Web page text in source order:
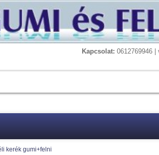
Kapcsolat: 0612769946 |
kerék gumi+felni